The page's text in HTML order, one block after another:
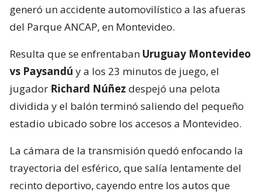
generó un accidente automovilístico a las afueras
del Parque ANCAP, en Montevideo.
Resulta que se enfrentaban Uruguay Montevideo
vs Paysandú y a los 23 minutos de juego, el
jugador Richard Núñez despejó una pelota
dividida y el balón terminó saliendo del pequeño
estadio ubicado sobre los accesos a Montevideo.
La cámara de la transmisión quedó enfocando la
trayectoria del esférico, que salía lentamente del
recinto deportivo, cayendo entre los autos que